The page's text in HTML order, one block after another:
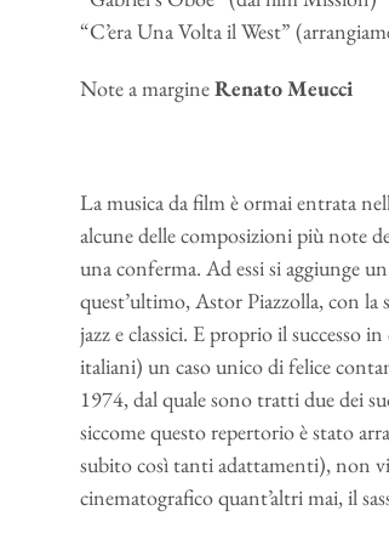
“C’era Una Volta il West”
Note a margineRenato Meucci
La musica da film è ormai entrata
alcune delle composizioni più note
una conferma. Ad essi si aggiunge
quest’ultimo, Astor Piazzolla, con la
jazz e classici. E proprio il successo
italiani) un caso unico di felice
1974, dal quale sono tratti due dei
siccome questo repertorio è stato
subito così tanti adattamenti), non
cinematografico quant’altri mai, il